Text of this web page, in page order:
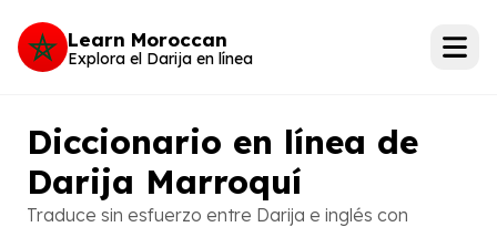
Learn Moroccan
Explora el Darija en línea
Diccionario en línea de
Darija Marroquí
Traduce sin esfuerzo entre Darija e inglés con